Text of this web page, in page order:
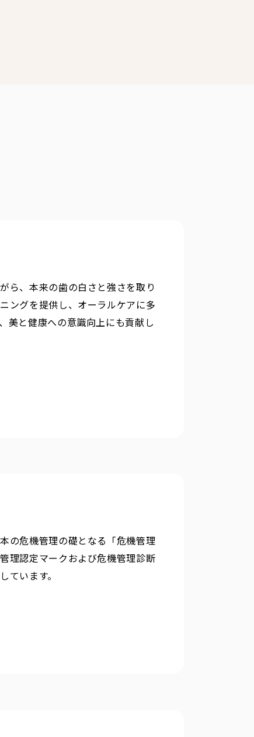
ら、本来の歯の白さと強さを取り
ングを提供し、オーラルケアに多
美と健康への意識向上にも貢献し
の危機管理の礎となる「危機管理
理認定マークおよび危機管理診断
ています。